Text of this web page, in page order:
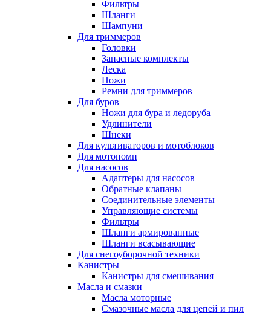
Фильтры
Шланги
Шампуни
Для триммеров
Головки
Запасные комплекты
Леска
Ножи
Ремни для триммеров
Для буров
Ножи для бура и ледоруба
Удлинители
Шнеки
Для культиваторов и мотоблоков
Для мотопомп
Для насосов
Адаптеры для насосов
Обратные клапаны
Соединительные элементы
Управляющие системы
Фильтры
Шланги армированные
Шланги всасывающие
Для снегоуборочной техники
Канистры
Канистры для смешивания
Масла и смазки
Масла моторные
Смазочные масла для цепей и пил